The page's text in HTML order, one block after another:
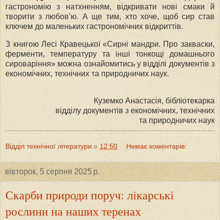
гастрономію з натхненням, відкривати нові смаки й
творити з любов’ю. А ще тим, хто хоче, щоб сир став
ключем до маленьких гастрономічних відкриттів.
З книгою Лесі Кравецької «Сирні мандри. Про закваски,
ферменти, температуру та інші тонкощі домашнього
сироваріння» можна ознайомитись у відділі документів з
економічних, технічних та природничих наук.
Куземко Анастасія, бібліотекарка
відділу документів з економічних, технічних
та природничих наук
Відділ технічної літератури о 12:50 Немає коментарів:
вівторок, 5 серпня 2025 р.
Скарби природи поруч: лікарські
рослини на наших теренах